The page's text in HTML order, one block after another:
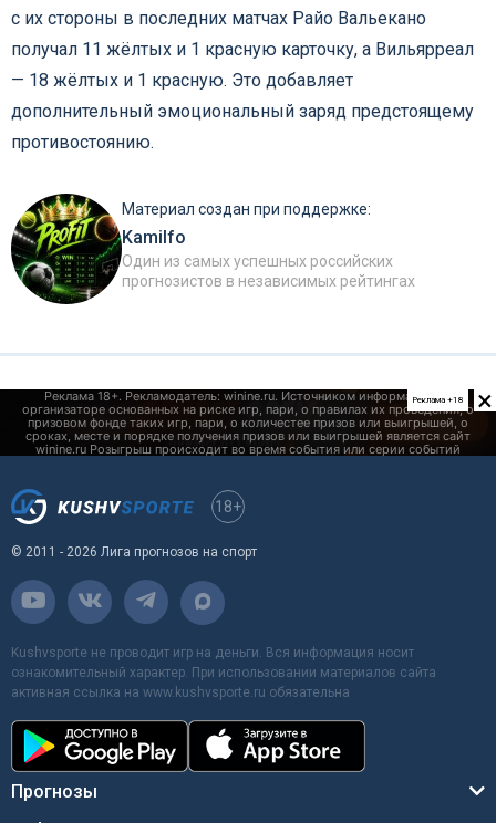
с их стороны в последних матчах Райо Вальекано
получал 11 жёлтых и 1 красную карточку, а Вильярреал
— 18 жёлтых и 1 красную. Это добавляет
дополнительный эмоциональный заряд предстоящему
противостоянию.
Материал создан при поддержке:
Kamilfo
Один из самых успешных российских
прогнозистов в независимых рейтингах
×
Реклама +18
18+
© 2011 - 2026 Лига прогнозов на спорт
Kushvsporte не проводит игр на деньги. Вся информация носит
ознакомительный характер. При использовании материалов сайта
активная ссылка на www.kushvsporte.ru обязательна
Прогнозы